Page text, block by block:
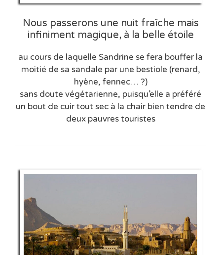
Nous passerons une nuit fraîche mais
infiniment magique, à la belle étoile
au cours de laquelle Sandrine se fera bouffer la
moitié de sa sandale par une bestiole (renard,
hyène, fennec… ?)
sans doute végétarienne, puisqu’elle a préféré
un bout de cuir tout sec à la chair bien tendre de
deux pauvres touristes